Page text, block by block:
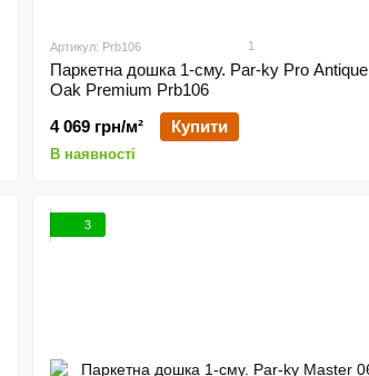
Артикул: Prb106 1
Паркетна дошка 1-сму. Par-ky Pro Antique
Oak Premium Prb106
4 069 грн/м²
Купити
В наявності
3